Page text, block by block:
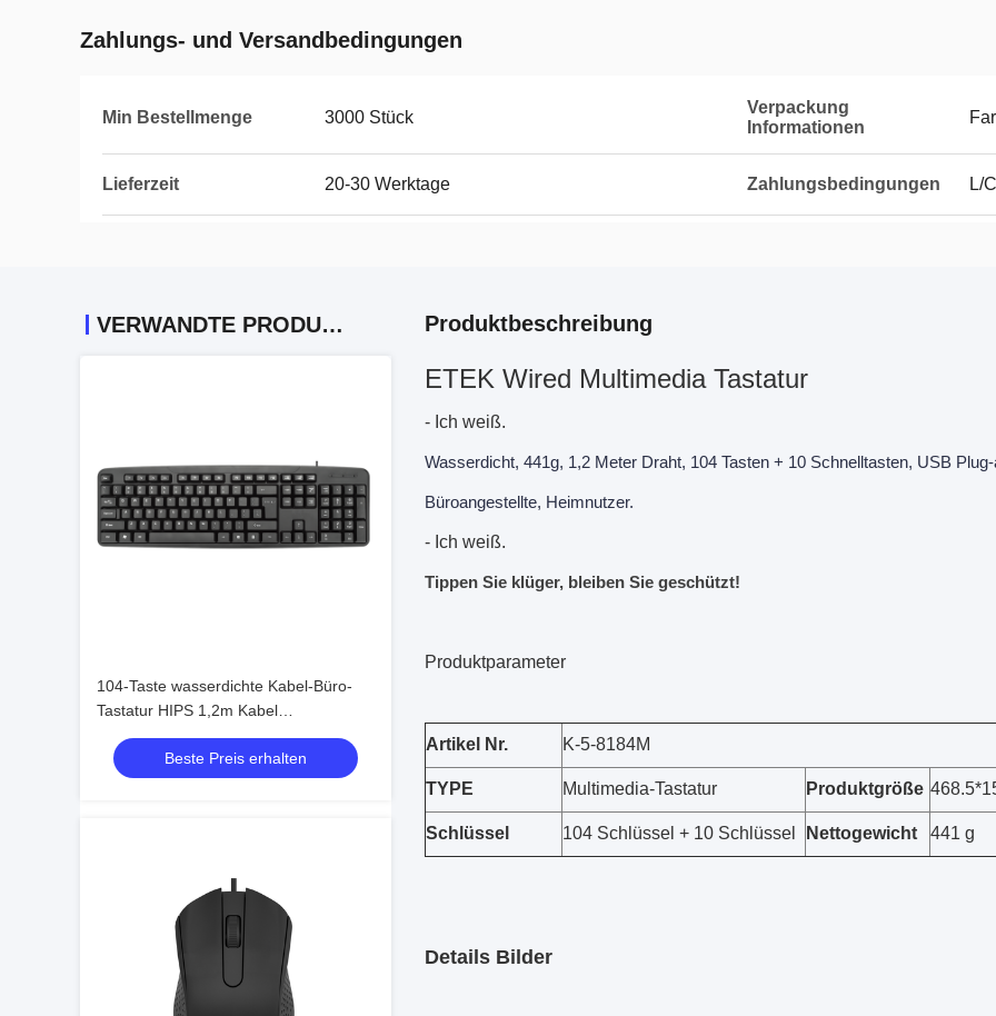
Zahlungs- und Versandbedingungen
Min Bestellmenge 3000 Stück
Verpackung
Informationen
Lieferzeit 20-30 Werktage Zahlungsbedingungen L/
VERWANDTE PRODUKTE
104-Taste wasserdichte Kabel-Büro-
Tastatur HIPS 1,2m Kabel
benutzerdefiniertes Seidenbildschirm
Logo
Beste Preis erhalten
Produktbeschreibung
ETEK Wired Multimedia Tastatur
- Ich weiß.
Wasserdicht, 441g, 1,2 Meter Draht, 104 Tasten + 10 Schnelltasten, USB
Büroangestellte, Heimnutzer.
- Ich weiß.
Tippen Sie klüger, bleiben Sie geschützt!
Produktparameter
Artikel Nr. K-5-8184M
TYPE Multimedia-Tastatur Produktgröße
Schlüssel 104 Schlüssel + 10 Schlüssel Nettogewicht 441 g
Details Bilder